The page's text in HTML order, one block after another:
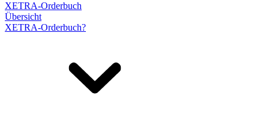
XETRA-Orderbuch
Übersicht
XETRA-Orderbuch?